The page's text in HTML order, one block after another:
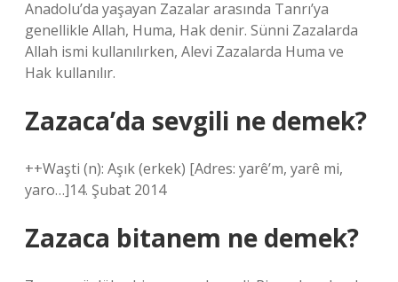
Anadolu’da yaşayan Zazalar arasında Tanrı’ya
genellikle Allah, Huma, Hak denir. Sünni Zazalarda
Allah ismi kullanılırken, Alevi Zazalarda Huma ve
Hak kullanılır.
Zazaca’da sevgili ne demek?
++Waşti (n): Aşık (erkek) [Adres: yarê’m, yarê mi,
yaro…]14. Şubat 2014
Zazaca bitanem ne demek?